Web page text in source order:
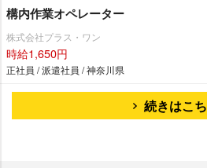
構内作業オペレーター
株式会社プラス・ワン
時給1,650円
正社員 / 派遣社員 / 神奈川県
続きはこ